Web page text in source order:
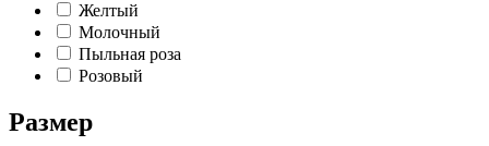
Желтый
Молочный
Пыльная роза
Розовый
Размер